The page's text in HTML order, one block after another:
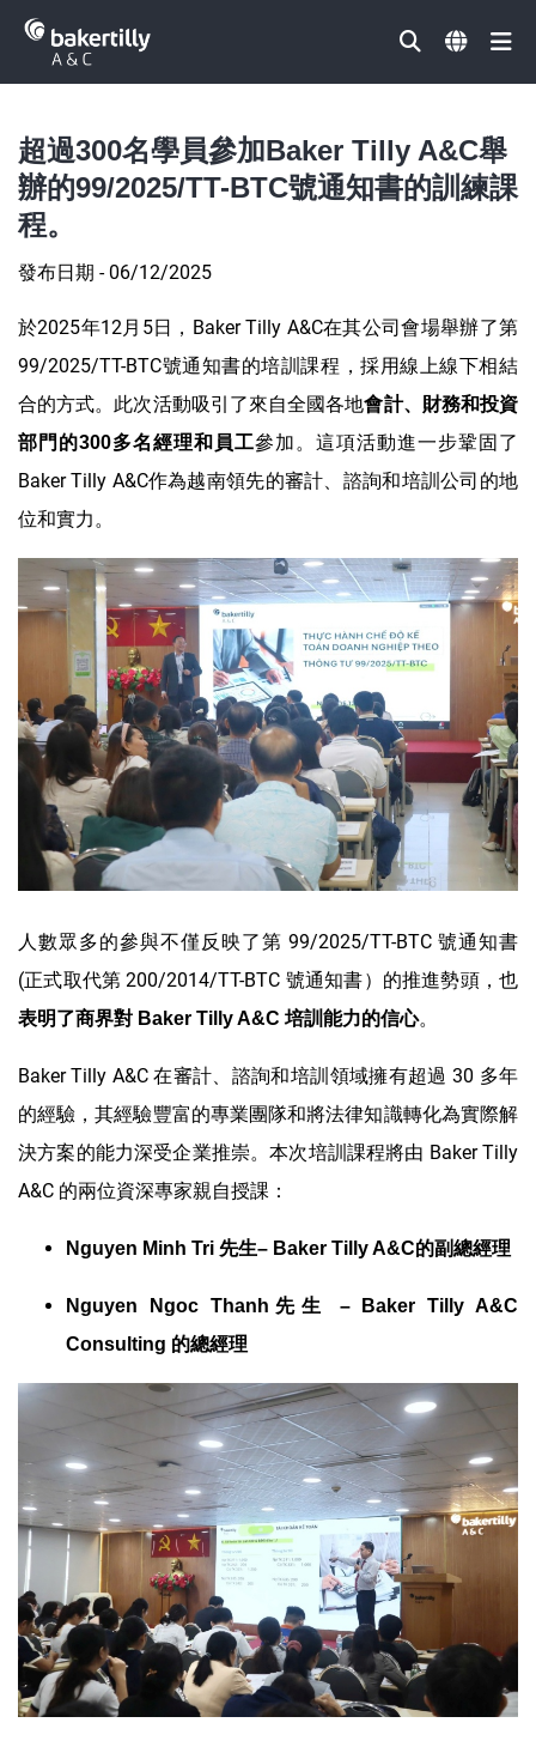
超過300名學員參加Baker Tilly A&C舉
辦的99/2025/TT-BTC號通知書的訓練課
程。
發布日期 - 06/12/2025
於2025年12月5日，Baker Tilly A&C在其公司會場舉辦了第
99/2025/TT-BTC號通知書的培訓課程，採用線上線下相結
合的方式。此次活動吸引了來自全國各地會計、財務和投資
部門的300多名經理和員工參加。這項活動進一步鞏固了
Baker Tilly A&C作為越南領先的審計、諮詢和培訓公司的地
位和實力。
人數眾多的參與不僅反映了第 99/2025/TT-BTC 號通知書
(正式取代第 200/2014/TT-BTC 號通知書）的推進勢頭，也
表明了商界對 Baker Tilly A&C 培訓能力的信心。
Baker Tilly A&C 在審計、諮詢和培訓領域擁有超過 30 多年
的經驗，其經驗豐富的專業團隊和將法律知識轉化為實際解
決方案的能力深受企業推崇。本次培訓課程將由 Baker Tilly
A&C 的兩位資深專家親自授課：
Nguyen Minh Tri 先生– Baker Tilly A&C的副總經理
Nguyen Ngoc Thanh先生 – Baker Tilly A&C
Consulting 的總經理